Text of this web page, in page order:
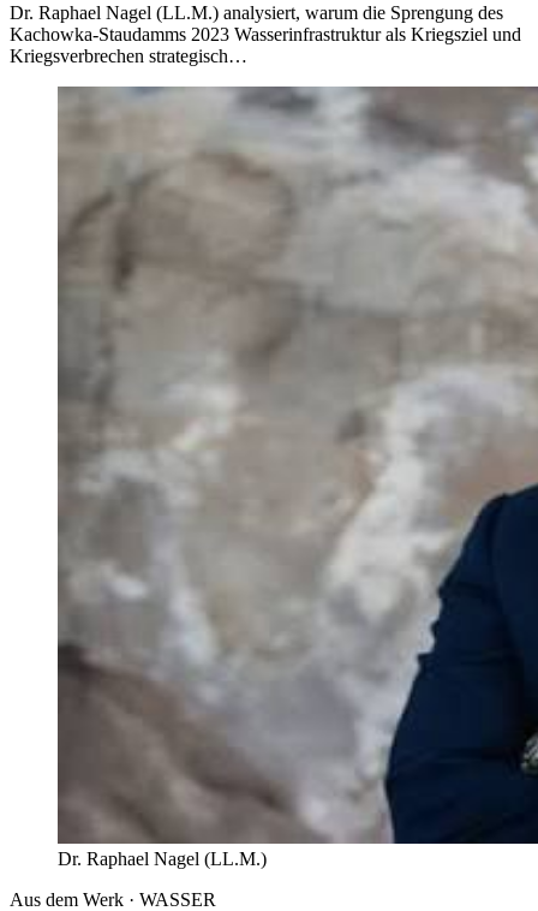
Dr. Raphael Nagel (LL.M.) analysiert, warum die Sprengung des
Kachowka-Staudamms 2023 Wasserinfrastruktur als Kriegsziel und
Kriegsverbrechen strategisch…
Dr. Raphael Nagel (LL.M.)
Aus dem Werk · WASSER